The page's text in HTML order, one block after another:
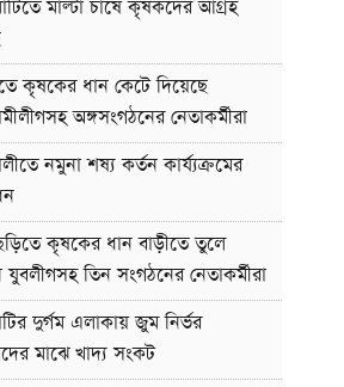
মাল্টা চাষে কৃষকদের আগ্রহ
কৃষকের ধান কেটে দিয়েছে
অঙ্গসংগঠনের নেতাকর্মীরা
নমুনা শষ্য কর্তন কার্য্যক্রমের
কৃষকের ধান বাড়ীতে তুলে
যুবলীগসহ তিন সংগঠনের নেতাকর্মীরা
দুর্গম এলাকায় জুম নির্ভর
মাঝে খাদ্য সংকট